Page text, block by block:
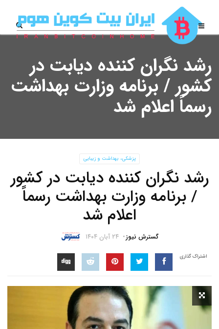
رشد نگران‌ کننده دیابت در
کشور / برنامه وزارت بهداشت
رسماً اعلام شد
پزشکی، بهداشت و زیبایی
رشد نگران‌ کننده دیابت در کشور
/ برنامه وزارت بهداشت رسماً
اعلام شد
گسترش نیوز ۲۴ آبان ۱۴۰۴
اشتراک گذاری